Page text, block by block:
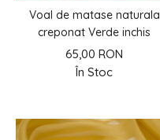
Voal de matase naturala
creponat Verde inchis
65,00 RON
În Stoc